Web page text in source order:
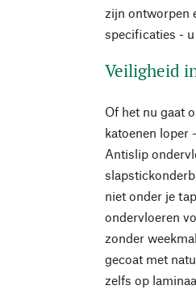
zijn ontworpen
specificaties -
Veiligheid
Of het nu gaat
katoenen loper
Antislip
niet onder je
ondervloeren
zonder
gecoat met
zelfs op